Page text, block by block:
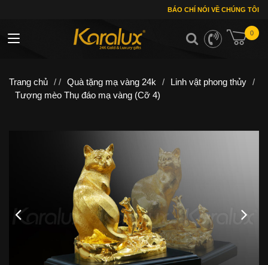
BÁO CHÍ NÓI VỀ CHÚNG TÔI
0
Toggle navigation
Trang chủ / / Quà tặng mạ vàng 24k / Linh vật phong thủy /
Tượng mèo Thụ đáo mạ vàng (Cỡ 4)